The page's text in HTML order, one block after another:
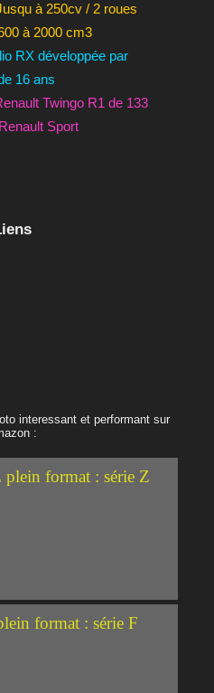
à 250cv / 2 roues
à 2000 cm3
RX développée par
16 ans
Twingo R1 de 133
Sport
interessant et performant sur
:
format : série Z
format : série F